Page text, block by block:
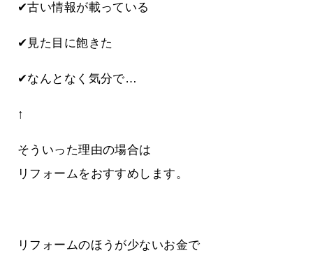
✔古い情報が載っている
✔見た目に飽きた
✔なんとなく気分で…
↑
そういった理由の場合は
リフォームをおすすめします。
リフォームのほうが少ないお金で